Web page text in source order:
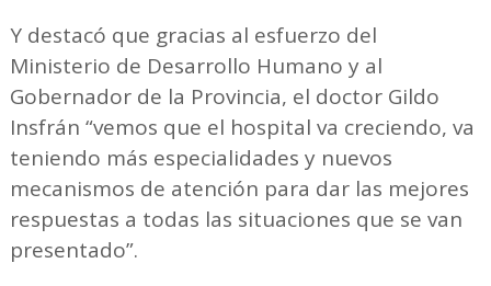
Y destacó que gracias al esfuerzo del
Ministerio de Desarrollo Humano y al
Gobernador de la Provincia, el doctor Gildo
Insfrán “vemos que el hospital va creciendo, va
teniendo más especialidades y nuevos
mecanismos de atención para dar las mejores
respuestas a todas las situaciones que se van
presentado”.